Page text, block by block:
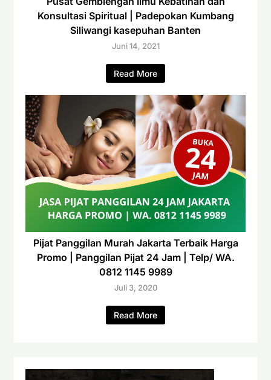
Konsultasi Spiritual | Padepokan Kumbang
Siliwangi kasepuhan Banten
Juni 14, 2021
Read More
Pijat Panggilan Murah Jakarta Terbaik Harga
Promo | Panggilan Pijat 24 Jam | Telp/ WA.
0812 1145 9989
Juli 3, 2020
Read More